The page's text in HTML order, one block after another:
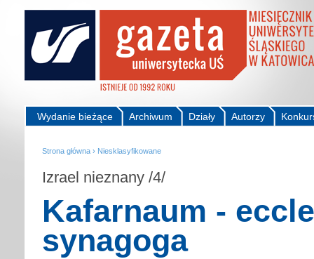
Autorzy
Działy
Archiwum
Wydanie bieżące
Strona główna › Niesklasyfikowane
Izrael nieznany /4/
Kafarnaum -
synagoga